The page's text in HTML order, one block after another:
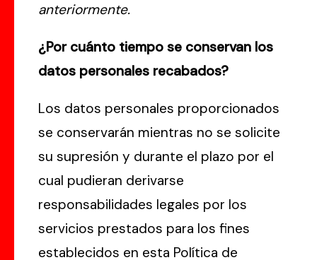
anteriormente.
¿Por cuánto tiempo se conservan los
datos personales recabados?
Los datos personales proporcionados
se conservarán mientras no se solicite
su supresión y durante el plazo por el
cual pudieran derivarse
responsabilidades legales por los
servicios prestados para los fines
establecidos en esta Política de